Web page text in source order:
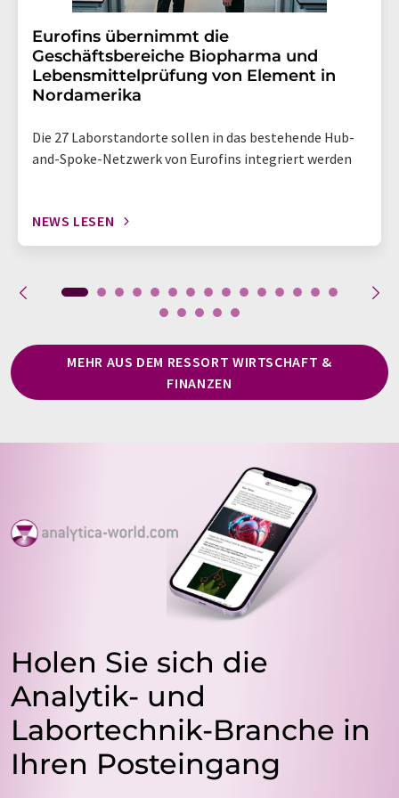
Eurofins übernimmt die
Geschäftsbereiche Biopharma und
Lebensmittelprüfung von Element in
Nordamerika
Die 27 Laborstandorte sollen in das bestehende Hub-
and-Spoke-Netzwerk von Eurofins integriert werden
NEWS LESEN
MEHR AUS DEM RESSORT WIRTSCHAFT &
FINANZEN
Holen Sie sich die
Analytik- und
Labortechnik-Branche in
Ihren Posteingang